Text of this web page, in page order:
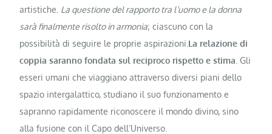
artistiche. La questione del rapporto tra l’uomo e la donna
sarà finalmente risolto in armonia; ciascuno con la
possibilità di seguire le proprie aspirazioni. La relazione di
coppia saranno fondata sul reciproco rispetto e stima . Gli
esseri umani che viaggiano attraverso diversi piani dello
spazio intergalattico, studiano il suo funzionamento e
sapranno rapidamente riconoscere il mondo divino, sino
alla fusione con il Capo dell’Universo.